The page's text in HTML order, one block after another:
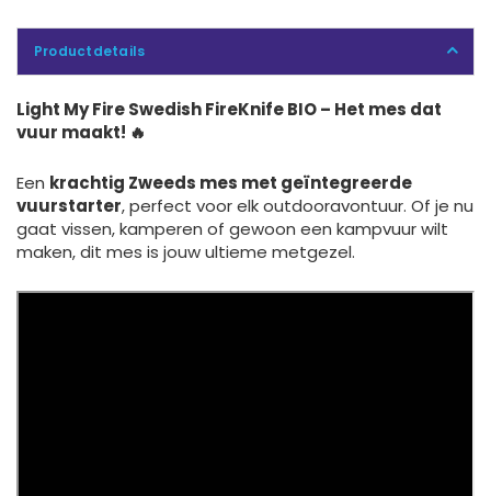
Productdetails
Light My Fire Swedish FireKnife BIO – Het mes dat
vuur maakt! 🔥
Een krachtig Zweeds mes met geïntegreerde
vuurstarter, perfect voor elk outdooravontuur. Of je nu
gaat vissen, kamperen of gewoon een kampvuur wilt
maken, dit mes is jouw ultieme metgezel.